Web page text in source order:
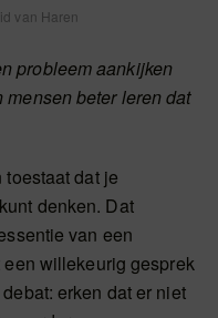
van Haren
probleem aankijken
beter leren dat
toestaat dat je
denken. Dat
van een
willekeurig gesprek
erken dat er niet